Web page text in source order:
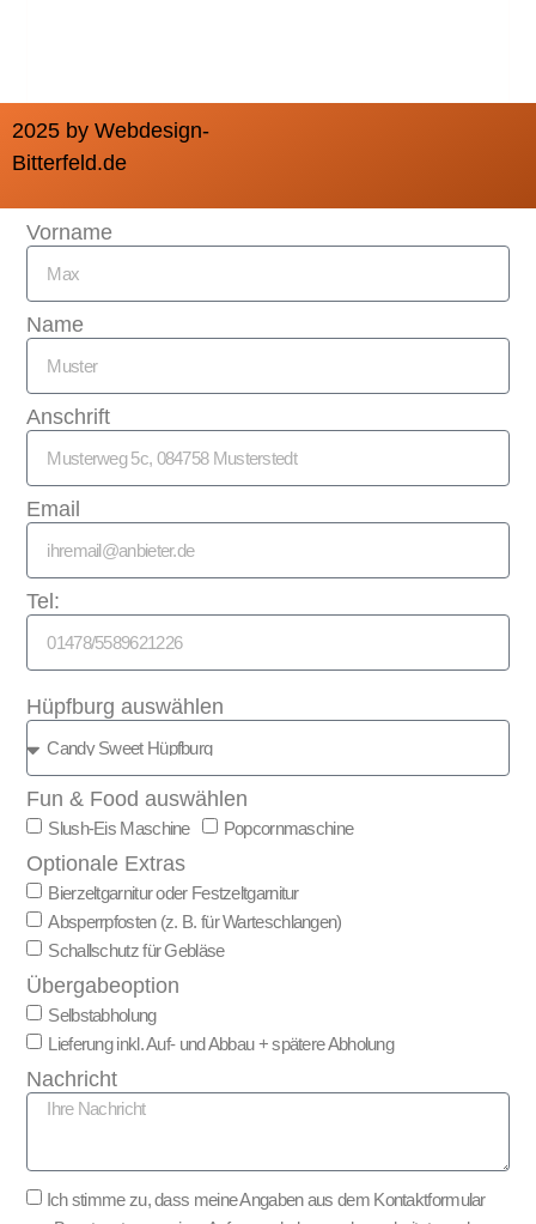
2025 by Webdesign-
Bitterfeld.de
Vorname
Name
Anschrift
Email
Tel:
Hüpfburg auswählen
Fun & Food auswählen
Slush-Eis Maschine Popcornmaschine
Optionale Extras
Bierzeltgarnitur oder Festzeltgarnitur
Absperrpfosten (z. B. für Warteschlangen)
Schallschutz für Gebläse
Übergabeoption
Selbstabholung
Lieferung inkl. Auf- und Abbau + spätere Abholung
Nachricht
Ich stimme zu, dass meine Angaben aus dem Kontaktformular